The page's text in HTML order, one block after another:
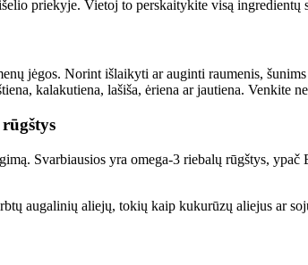
priekyje. Vietoj to perskaitykite visą ingredientų
jėgos. Norint išlaikyti ar auginti raumenis,
kalakutiena, lašiša, ėriena ar jautiena. Venkite
Svarbiausios yra omega-3 riebalų rūgštys,
augalinių aliejų, tokių kaip kukurūzų aliejus ar